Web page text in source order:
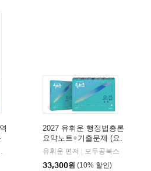
2027 유휘운 행정법총론
요약노트+기출문제 (요.
플.)
유휘운 편저
모두공북스
33,300원 (10% 할인)